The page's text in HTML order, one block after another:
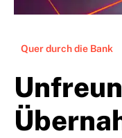
Quer durch die Bank